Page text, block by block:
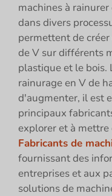
machines à
dans divers
permettent de
de V sur différents
plastique et le bois.
rainurage en V de
d'augmenter, il est
principaux
explorer et à
Fabricants de
fournissant des
entreprises et aux
solutions de